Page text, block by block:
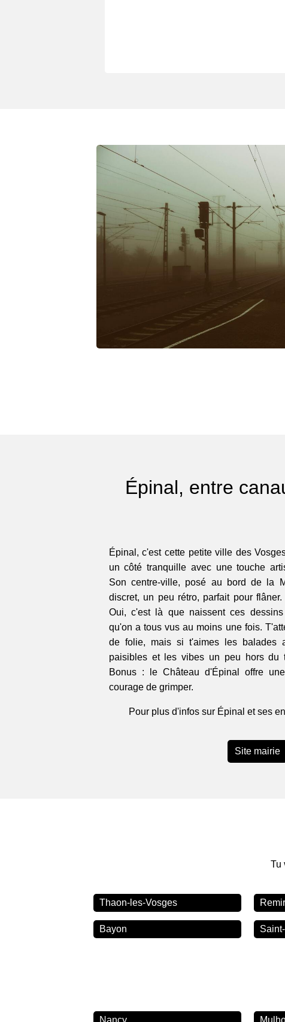
Épinal, entre
Épinal, c'est cette petite ville des
un côté tranquille avec une touche
Son centre-ville, posé au bord de la
discret, un peu rétro, parfait pour
Oui, c'est là que naissent ces
qu'on a tous vus au moins une fois.
de folie, mais si t'aimes les balades
paisibles et les vibes un peu hors du
Bonus : le Château d'Épinal offre
courage de grimper.
Pour plus d'infos sur Épinal et ses
Site mairie
Tu
Thaon-les-Vosges
Bayon
Nancy